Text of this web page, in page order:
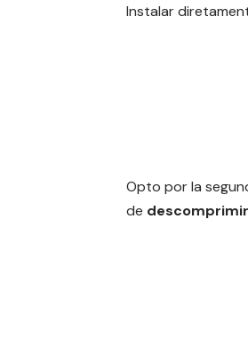
Instalar
Opto por la
de descomprimir